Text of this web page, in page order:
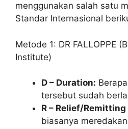
menggunakan salah satu
Standar Internasional
Metode 1: DR FALLOPPE
Institute)
D – Duration:
tersebut sudah
R – Relief/
biasanya